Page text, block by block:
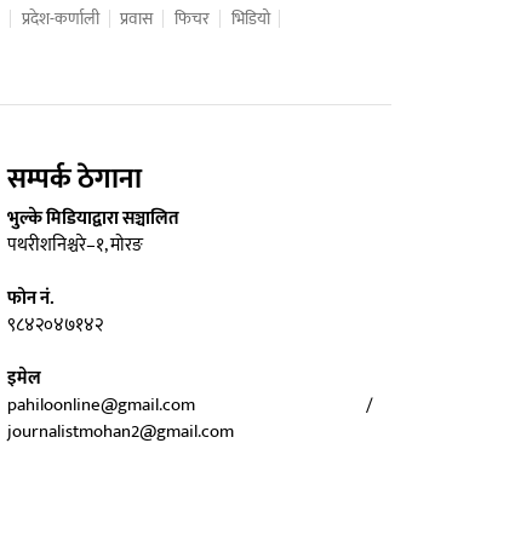
प्रदेश-कर्णाली प्रवास फिचर
भिडियो
सम्पर्क ठेगाना
भुल्के मिडियाद्वारा सञ्चालित
पथरीशनिश्चरे–१, मोरङ
फोन नं.
९८४२०४७१४२
इमेल
pahiloonline@gmail.com /
journalistmohan2@gmail.com